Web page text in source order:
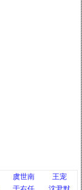
虞世南
王宠